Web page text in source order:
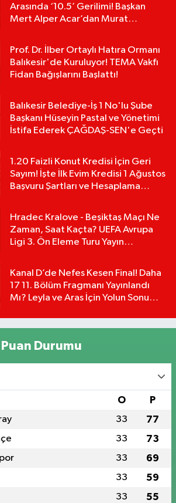
Arasında ‘10.5’ Gerilimi! Başkan
Mert Alper Acar’dan Murat
Prof. Dr. İlber Ortaylı Hatıra Ormanı
Balıkesir'de Kuruluyor! TEMA Vakfı
Fidan Bağışlarını Başlattı!
Balıkesir Belediye-İş 1 No'lu Şube
Başkanı Hüseyin Pastal ve Yönetimi
İstifa Ederek ÇAĞDAŞ-SEN'e Geçti
1.20 Faizli Konut Kredisi İçin Geri
Sayım! İşte İlk Evim Kredisi 1 Ağustos
Başvuru Şartları ve Hesaplama
Hradec Kralove - Beşiktaş Maçı Ne
Zaman, Saat Kaçta? UEFA Avrupa
Ligi 3. Ön Eleme Turu Yayın
Kanal D’de Nefes Kesen Final! Daha
17 11. Bölüm Fragmanı Yayınlandı
Mı? Leyla ve Aras İçin Yolun Sonu
Durumu
O P
33 77
33 73
33 69
33 59
33 55